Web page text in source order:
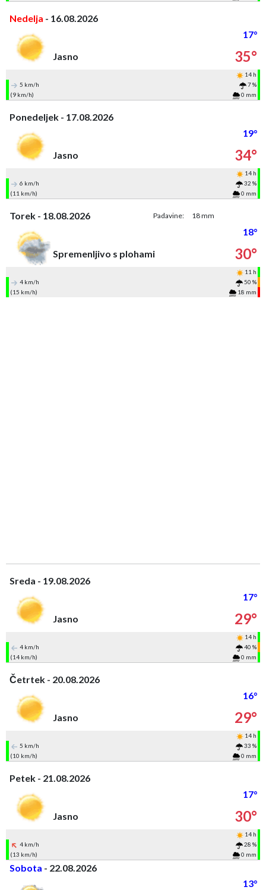
Nedelja - 16.08.2026
17°
Jasno
35°
14 h
5 km/h
7 %
(9 km/h)
0 mm
Ponedeljek - 17.08.2026
19°
Jasno
34°
14 h
6 km/h
32 %
(11 km/h)
0 mm
Torek - 18.08.2026 Padavine: 18 mm
18°
Spremenljivo s plohami
30°
11 h
4 km/h
50 %
(15 km/h)
18 mm
Sreda - 19.08.2026
17°
Jasno
29°
14 h
4 km/h
40 %
(14 km/h)
0 mm
Četrtek - 20.08.2026
16°
Jasno
29°
14 h
5 km/h
33 %
(10 km/h)
0 mm
Petek - 21.08.2026
17°
Jasno
30°
14 h
4 km/h
28 %
(13 km/h)
0 mm
Sobota - 22.08.2026
13°